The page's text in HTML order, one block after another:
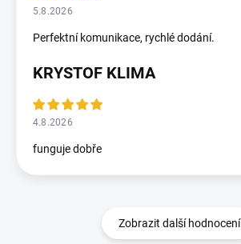
5.8.2026
Perfektní komunikace, rychlé dodání.
KRYSTOF KLIMA
4.8.2026
funguje dobře
Zobrazit další hodnocení